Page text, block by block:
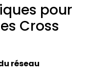
pour
Cross
réseau